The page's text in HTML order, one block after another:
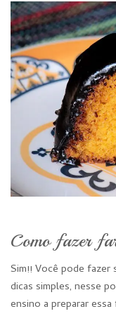
Como fazer
Sim!! Você pode fazer
dicas simples, nesse
ensino a preparar